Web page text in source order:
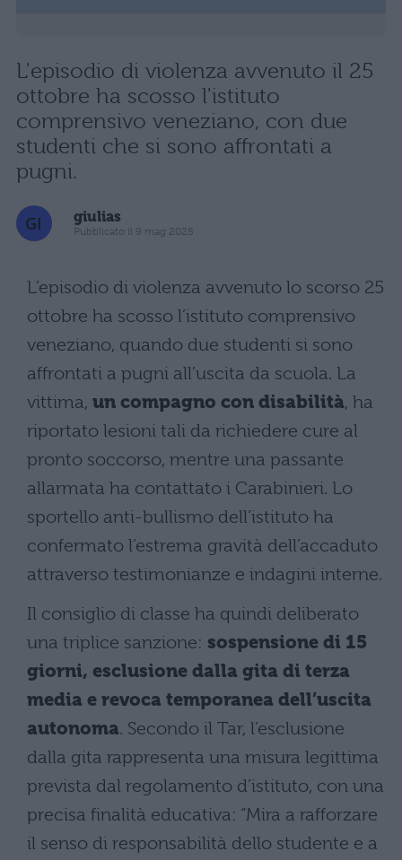
L'episodio di violenza avvenuto il 25
ottobre ha scosso l'istituto
comprensivo veneziano, con due
studenti che si sono affrontati a
pugni.
giulias
Pubblicato il 9 mag 2025
L’episodio di violenza avvenuto lo scorso 25
ottobre ha scosso l’istituto comprensivo
veneziano, quando due studenti si sono
affrontati a pugni all’uscita da scuola. La
vittima, un compagno con disabilità, ha
riportato lesioni tali da richiedere cure al
pronto soccorso, mentre una passante
allarmata ha contattato i Carabinieri. Lo
sportello anti-bullismo dell’istituto ha
confermato l’estrema gravità dell’accaduto
attraverso testimonianze e indagini interne.
Il consiglio di classe ha quindi deliberato
una triplice sanzione: sospensione di 15
giorni, esclusione dalla gita di terza
media e revoca temporanea dell’uscita
autonoma. Secondo il Tar, l’esclusione
dalla gita rappresenta una misura legittima
prevista dal regolamento d’istituto, con una
precisa finalità educativa: “Mira a rafforzare
il senso di responsabilità dello studente e a